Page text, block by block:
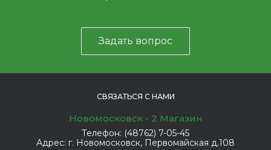
Задать вопрос
СВЯЗАТЬСЯ С НАМИ
Новомосковск - 2 Магазин
Телефон: (48762) 7-05-45
Адрес: г. Новомосковск, Первомайская д.108